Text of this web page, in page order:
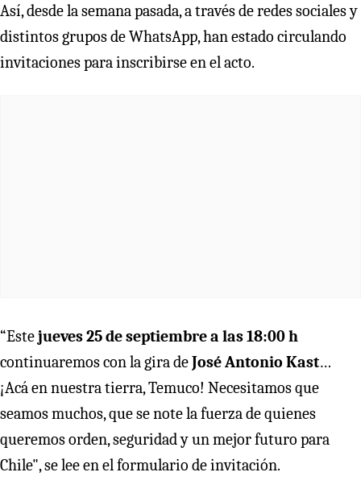
Así, desde la semana pasada, a través de redes sociales y
distintos grupos de WhatsApp, han estado circulando
invitaciones para inscribirse en el acto.
“Estejueves 25 de septiembre a las 18:00 h
continuaremos con la gira deJosé Antonio Kast…
¡Acá en nuestra tierra, Temuco! Necesitamos que
seamos muchos, que se note la fuerza de quienes
queremos orden, seguridad y un mejor futuro para
Chile", se lee en el formulario de invitación.